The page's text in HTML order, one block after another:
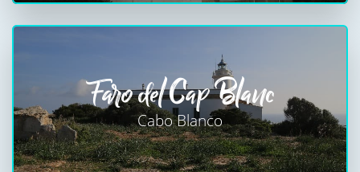
Faro del Cap Blanc
Cabo Blanco